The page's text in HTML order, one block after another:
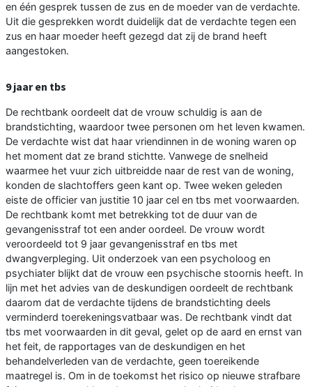
en één gesprek tussen de zus en de moeder van de verdachte.
Uit die gesprekken wordt duidelijk dat de verdachte tegen een
zus en haar moeder heeft gezegd dat zij de brand heeft
aangestoken.
9 jaar en tbs
De rechtbank oordeelt dat de vrouw schuldig is aan de
brandstichting, waardoor twee personen om het leven kwamen.
De verdachte wist dat haar vriendinnen in de woning waren op
het moment dat ze brand stichtte. Vanwege de snelheid
waarmee het vuur zich uitbreidde naar de rest van de woning,
konden de slachtoffers geen kant op. Twee weken geleden
eiste de officier van justitie 10 jaar cel en tbs met voorwaarden.
De rechtbank komt met betrekking tot de duur van de
gevangenisstraf tot een ander oordeel. De vrouw wordt
veroordeeld tot 9 jaar gevangenisstraf en tbs met
dwangverpleging. Uit onderzoek van een psycholoog en
psychiater blijkt dat de vrouw een psychische stoornis heeft. In
lijn met het advies van de deskundigen oordeelt de rechtbank
daarom dat de verdachte tijdens de brandstichting deels
verminderd toerekeningsvatbaar was. De rechtbank vindt dat
tbs met voorwaarden in dit geval, gelet op de aard en ernst van
het feit, de rapportages van de deskundigen en het
behandelverleden van de verdachte, geen toereikende
maatregel is. Om in de toekomst het risico op nieuwe strafbare